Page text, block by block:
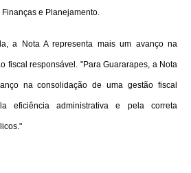
e Planejamento.
a Nota A representa mais um avanço na
fiscal responsável. "Para Guararapes, a Nota
na consolidação de uma gestão fiscal
eficiência administrativa e pela correta